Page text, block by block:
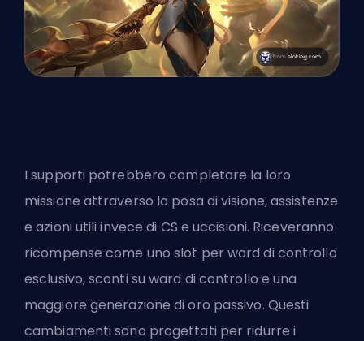
I supporti potrebbero completare la loro
missione attraverso la posa di visione, assistenze
e azioni utili invece di CS e uccisioni. Riceveranno
ricompense come uno slot per ward di controllo
esclusivo, sconti su ward di controllo e una
maggiore generazione di oro passivo. Questi
cambiamenti sono progettati per ridurre i